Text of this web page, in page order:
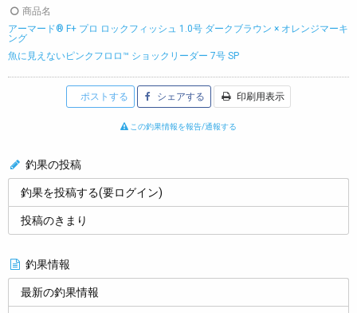
釣果の投稿
釣果を投稿する(要ログイン)
投稿のきまり
釣果情報
最新の釣果情報
商品名
アーマード® F+ プロ ロックフィッシュ 1.0号 ダークブラウン × オレンジマーキ
ング
魚に見えないピンクフロロ™ ショックリーダー 7号 SP
ポストする シェアする 印刷用表示
この釣果情報を報告/通報する